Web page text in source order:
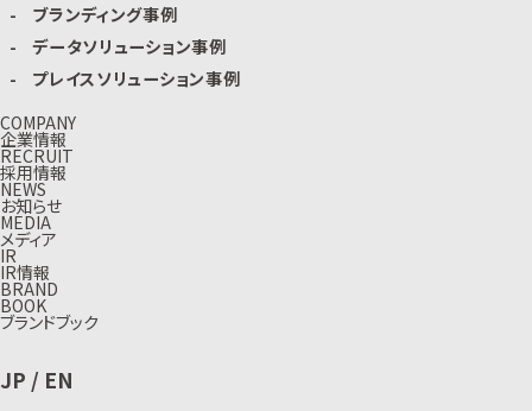
ブランディング事例
データソリューション事例
プレイスソリューション事例
COMPANY
企業情報
RECRUIT
採用情報
NEWS
お知らせ
MEDIA
メディア
IR
IR情報
BRAND
BOOK
ブランドブック
JP / EN